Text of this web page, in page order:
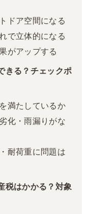
ドア空間になる
で立体的になる
がアップする
きる？チェックポ
満たしているか
化・雨漏りがな
耐荷重に問題は
税はかかる？対象